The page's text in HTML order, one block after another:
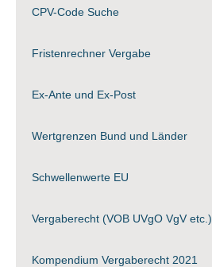
CPV-Code Suche
Fristenrechner Vergabe
Ex-Ante und Ex-Post
Wertgrenzen Bund und Länder
Schwellenwerte EU
Vergaberecht (VOB UVgO VgV etc.)
Kompendium Vergaberecht 2021